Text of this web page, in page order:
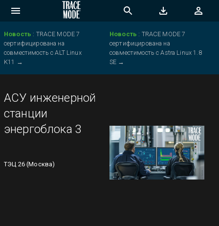
Новость : TRACE MODE 7
сертифицирована на
совместимость с ALT Linux
K11 →
Новость : TRACE MODE 7
сертифицирована на
совместимость с Astra Linux 1.8
SE →
АСУ инженерной
станции
энергоблока 3
ТЭЦ 26 (Москва)